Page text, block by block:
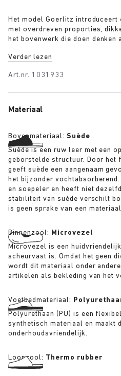
Het model Goerlitz introduceert
met overdreven proporties,
het bovenwerk die doen denken
ontwerp een sterke visuele
toevoegt.
Verder lezen
Art.nr. 1031933
Materiaal
Bovenmateriaal: Suède
Suède is een ruw leer met een
geborstelde structuur. Door het
geeft suède een aangenaam
het bijzonder
en soepeler en heeft niet
stabiliteit van suède verschilt
is geen sprake van een
Binnenzool: Microvezel
Microvezel is een
scheurvast is. Omdat het geen
wordt dit materiaal onder
artikelen als bekleding van het
Voetbedmateriaal:
Polyurethaan (PU) is een
synthetisch materiaal en maakt
onderhoudsvriendelijk.
Loopzool: Thermo rubber